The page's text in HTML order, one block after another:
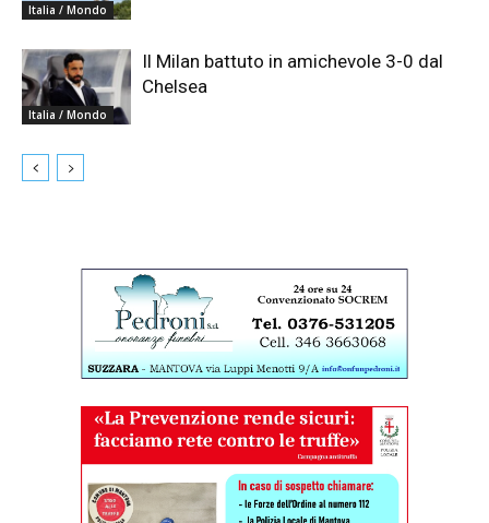
Italia / Mondo
Italia / Mondo
Il Milan battuto in amichevole 3-0 dal
Chelsea